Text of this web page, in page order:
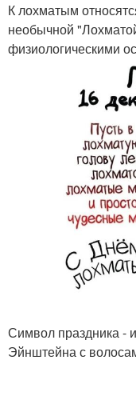
К лохматым
необычной
физиологическими
Символ праздника -
Эйнштейна с